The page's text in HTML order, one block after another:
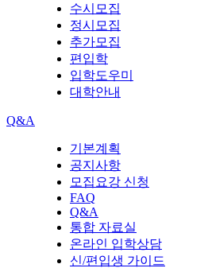
수시모집
정시모집
추가모집
편입학
입학도우미
대학안내
Q&A
기본계획
공지사항
모집요강 신청
FAQ
Q&A
통합 자료실
온라인 입학상담
신/편입생 가이드